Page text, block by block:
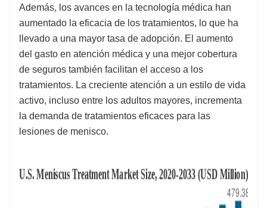
Además, los avances en la tecnología médica han
aumentado la eficacia de los tratamientos, lo que ha
llevado a una mayor tasa de adopción. El aumento
del gasto en atención médica y una mejor cobertura
de seguros también facilitan el acceso a los
tratamientos. La creciente atención a un estilo de vida
activo, incluso entre los adultos mayores, incrementa
la demanda de tratamientos eficaces para las
lesiones de menisco.